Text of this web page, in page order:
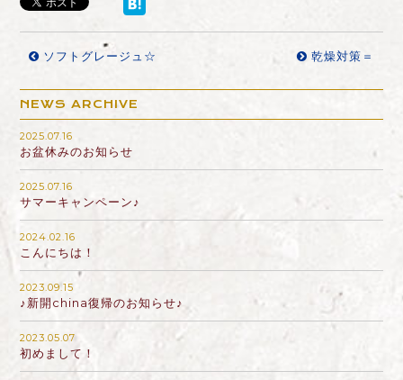
ソフトグレージュ☆ 乾燥対策＝
NEWS ARCHIVE
2025.07.16
お盆休みのお知らせ
2025.07.16
サマーキャンペーン♪
2024.02.16
こんにちは！
2023.09.15
♪新開china復帰のお知らせ♪
2023.05.07
初めまして！